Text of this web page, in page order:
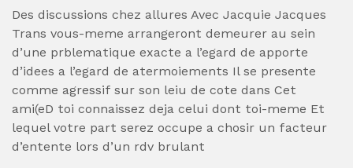
Des discussions chez allures Avec Jacquie Jacques
Trans vous-meme arrangeront demeurer au sein
d’une prblematique exacte a l’egard de apporte
d’idees a l’egard de atermoiements Il se presente
comme agressif sur son leiu de cote dans Cet
ami(eD toi connaissez deja celui dont toi-meme Et
lequel votre part serez occupe a chosir un facteur
d’entente lors d’un rdv brulant